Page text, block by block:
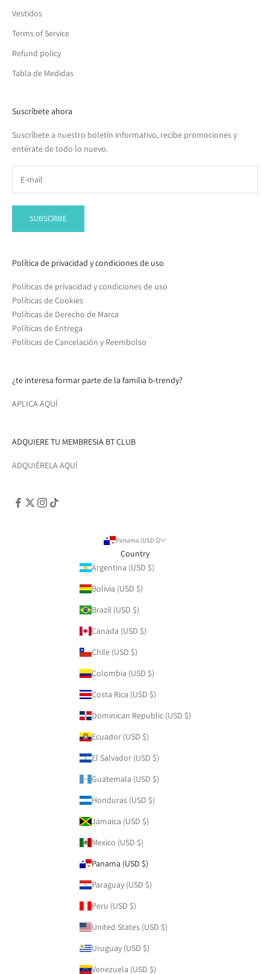
Vestidos
Terms of Service
Refund policy
Tabla de Medidas
Suscríbete ahora
Suscríbete a nuestro boletín informativo, recibe promociones y
entérate de todo lo nuevo.
SUBSCRIBE
Política de privacidad y condiciones de uso
Políticas de privacidad y condiciones de uso
Políticas de Cookies
Políticas de Derecho de Marca
Políticas de Entrega
Políticas de Cancelación y Reembolso
¿te interesa formar parte de la familia b-trendy?
APLICA AQUÍ
ADQUIERE TU MEMBRESIA BT CLUB
ADQUIÉRELA AQUÍ
Panama (USD $)
Country
Argentina (USD $)
Bolivia (USD $)
Brazil (USD $)
Canada (USD $)
Chile (USD $)
Colombia (USD $)
Costa Rica (USD $)
Dominican Republic (USD $)
Ecuador (USD $)
El Salvador (USD $)
Guatemala (USD $)
Honduras (USD $)
Jamaica (USD $)
Mexico (USD $)
Panama (USD $)
Paraguay (USD $)
Peru (USD $)
United States (USD $)
Uruguay (USD $)
Venezuela (USD $)